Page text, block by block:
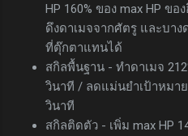
HP 160% ของ max HP ขอ
ดึงดาเมจจากศัตรู และบา
ที่ตุ๊กตาแทนได้
สกิลพื้นฐาน - ทำดาเมจ
วินาที / ลดแม่นยำเป้าหมาย
วินาที
สกิลติดตัว - เพิ่ม max HP